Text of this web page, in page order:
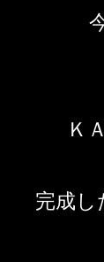
Ｋ
完成